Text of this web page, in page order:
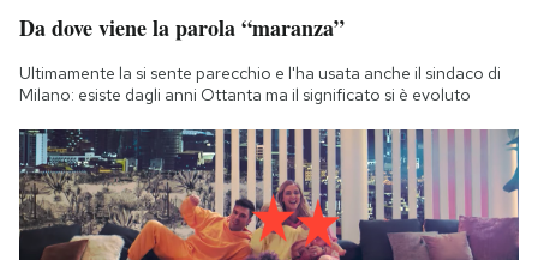
Da dove viene la parola “maranza”
Ultimamente la si sente parecchio e l'ha usata anche il sindaco di
Milano: esiste dagli anni Ottanta ma il significato si è evoluto